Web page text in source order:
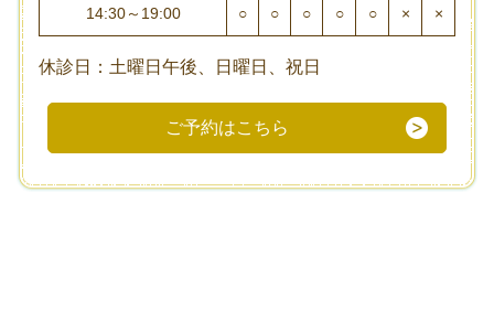
14:30～19:00 ○ ○ ○ ○ ○ × ×
休診日：土曜日午後、日曜日、祝日
ご予約はこちら